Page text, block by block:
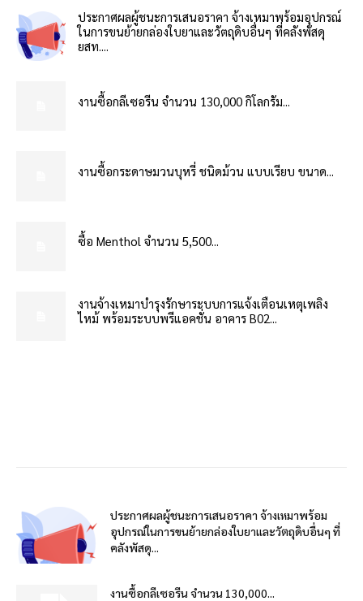
ประกาศผลผู้ชนะการเสนอราคา จ้างเหมาพร้อมอุปกรณ์
ในการขนย้ายกล่องใบยาและวัตถุดิบอื่นๆ ที่คลังพัสดุ
ยสท....
งานซื้อกลีเซอรีน จำนวน 130,000 กิโลกรัม...
งานซื้อกระดาษมวนบุหรี่ ชนิดม้วน แบบเรียบ ขนาด...
ซื้อ Menthol จำนวน 5,500...
งานจ้างเหมาบำรุงรักษาระบบการแจ้งเตือนเหตุเพลิง
ไหม้ พร้อมระบบพรีแอคชั่น อาคาร B02...
ประกาศผลผู้ชนะการเสนอราคา จ้างเหมาพร้อม
อุปกรณ์ในการขนย้ายกล่องใบยาและวัตถุดิบอื่นๆ ที่
คลังพัสดุ...
งานซื้อกลีเซอรีน จำนวน 130,000...